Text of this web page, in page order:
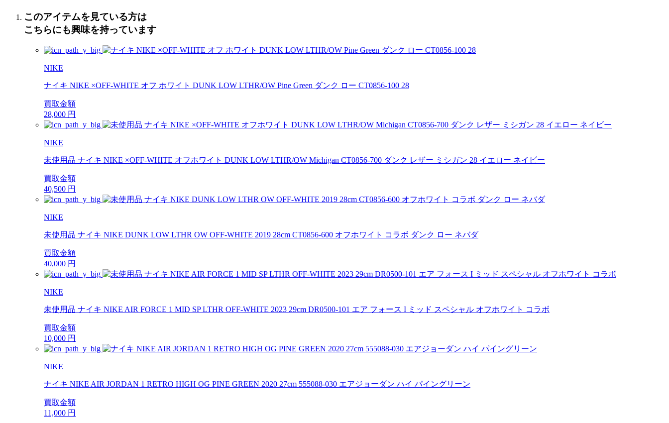
このアイテムを見ている方は
こちらにも興味を持っています
NIKE
ナイキ NIKE ×OFF-WHITE オフ ホワイト DUNK LOW LTHR/OW Pine Green ダンク ロー CT0856-100 28
買取金額
28,000 円
NIKE
未使用品 ナイキ NIKE ×OFF-WHITE オフホワイト DUNK LOW LTHR/OW Michigan CT0856-700 ダンク レザー ミシガン 28 イエロー ネイビー
買取金額
40,500 円
NIKE
未使用品 ナイキ NIKE DUNK LOW LTHR OW OFF-WHITE 2019 28cm CT0856-600 オフホワイト コラボ ダンク ロー ネバダ
買取金額
40,000 円
NIKE
未使用品 ナイキ NIKE AIR FORCE 1 MID SP LTHR OFF-WHITE 2023 29cm DR0500-101 エア フォース I ミッド スペシャル オフホワイト コラボ
買取金額
10,000 円
NIKE
ナイキ NIKE AIR JORDAN 1 RETRO HIGH OG PINE GREEN 2020 27cm 555088-030 エアジョーダン ハイ パイングリーン
買取金額
11,000 円